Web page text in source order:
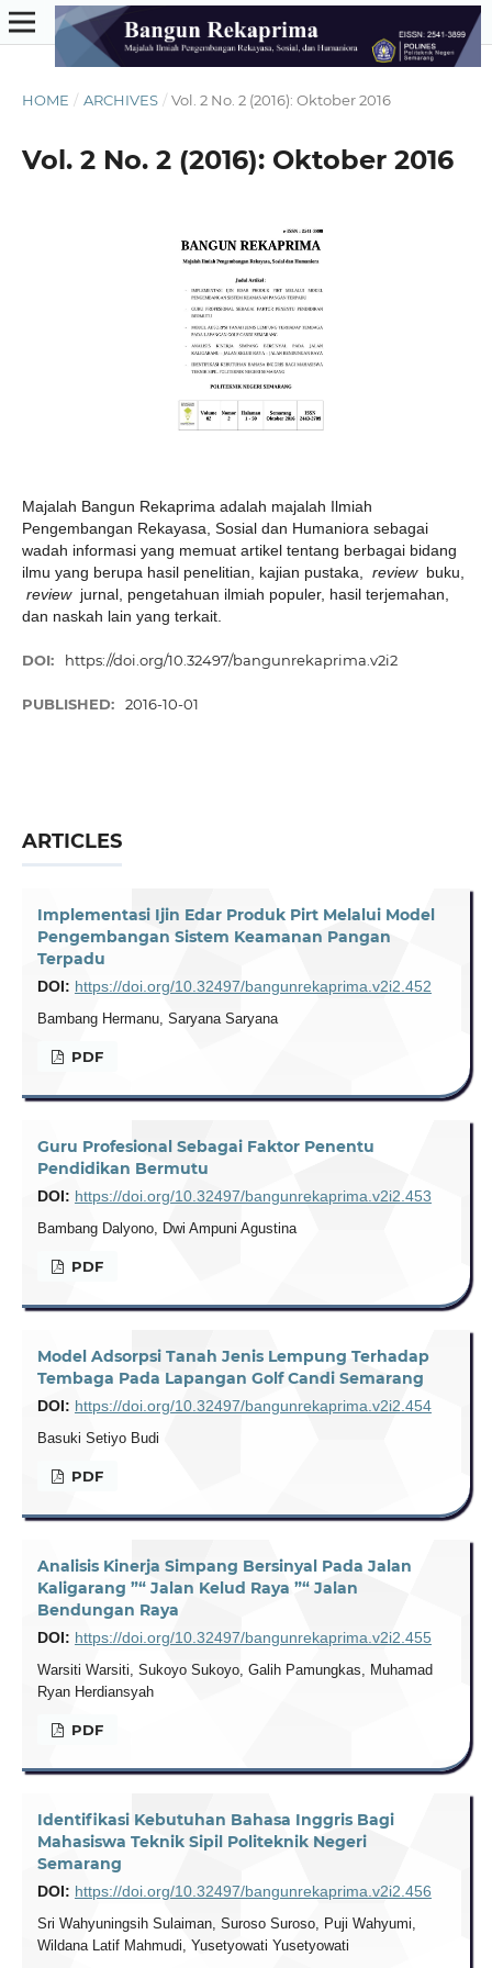
HOME / ARCHIVES / Vol. 2 No. 2 (2016): Oktober 2016
Vol. 2 No. 2 (2016): Oktober 2016
Majalah Bangun Rekaprima adalah majalah Ilmiah
Pengembangan Rekayasa, Sosial dan Humaniora sebagai
wadah informasi yang memuat artikel tentang berbagai bidang
ilmu yang berupa hasil penelitian, kajian pustaka, reviewbuku,
reviewjurnal, pengetahuan ilmiah populer, hasil terjemahan,
dan naskah lain yang terkait.
DOI: https://doi.org/10.32497/bangunrekaprima.v2i2
PUBLISHED: 2016-10-01
ARTICLES
Implementasi Ijin Edar Produk Pirt Melalui Model
Pengembangan Sistem Keamanan Pangan
Terpadu
DOI: https://doi.org/10.32497/bangunrekaprima.v2i2.452
Bambang Hermanu, Saryana Saryana
PDF
Guru Profesional Sebagai Faktor Penentu
Pendidikan Bermutu
DOI: https://doi.org/10.32497/bangunrekaprima.v2i2.453
Bambang Dalyono, Dwi Ampuni Agustina
PDF
Model Adsorpsi Tanah Jenis Lempung Terhadap
Tembaga Pada Lapangan Golf Candi Semarang
DOI: https://doi.org/10.32497/bangunrekaprima.v2i2.454
Basuki Setiyo Budi
PDF
Analisis Kinerja Simpang Bersinyal Pada Jalan
Kaligarang ”“ Jalan Kelud Raya ”“ Jalan
Bendungan Raya
DOI: https://doi.org/10.32497/bangunrekaprima.v2i2.455
Warsiti Warsiti, Sukoyo Sukoyo, Galih Pamungkas, Muhamad
Ryan Herdiansyah
PDF
Identifikasi Kebutuhan Bahasa Inggris Bagi
Mahasiswa Teknik Sipil Politeknik Negeri
Semarang
DOI: https://doi.org/10.32497/bangunrekaprima.v2i2.456
Sri Wahyuningsih Sulaiman, Suroso Suroso, Puji Wahyumi,
Wildana Latif Mahmudi, Yusetyowati Yusetyowati